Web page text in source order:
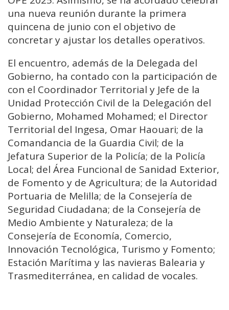
una nueva reunión durante la primera
quincena de junio con el objetivo de
concretar y ajustar los detalles operativos.
El encuentro, además de la Delegada del
Gobierno, ha contado con la participación de
con el Coordinador Territorial y Jefe de la
Unidad Protección Civil de la Delegación del
Gobierno, Mohamed Mohamed; el Director
Territorial del Ingesa, Omar Haouari; de la
Comandancia de la Guardia Civil; de la
Jefatura Superior de la Policía; de la Policía
Local; del Área Funcional de Sanidad Exterior,
de Fomento y de Agricultura; de la Autoridad
Portuaria de Melilla; de la Consejería de
Seguridad Ciudadana; de la Consejería de
Medio Ambiente y Naturaleza; de la
Consejería de Economía, Comercio,
Innovación Tecnológica, Turismo y Fomento;
Estación Marítima y las navieras Balearia y
Trasmediterránea, en calidad de vocales.